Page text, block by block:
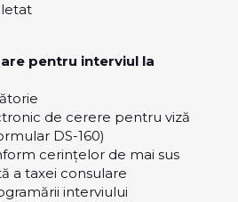
pentru interviul la
de cerere pentru viză
DS-160)
cerințelor de mai sus
a taxei consulare
interviului